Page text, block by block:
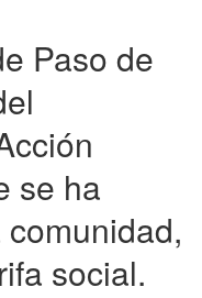
Paso de
se ha
social.